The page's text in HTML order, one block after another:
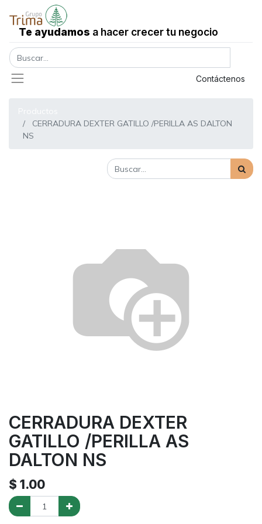
Te ayudamos a hacer crecer tu negocio
Contáctenos
CERRADURA DEXTER GATILLO /PERILLA AS DALTON
NS
CERRADURA DEXTER
GATILLO /PERILLA AS
DALTON NS
$ 1.00